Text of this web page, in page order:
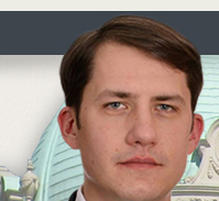
http://www.pasztorbalint.rs/